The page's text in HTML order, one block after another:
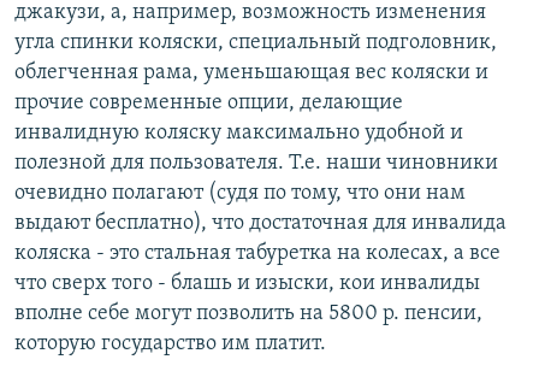
джакузи, а, например, возможность изменения
угла спинки коляски, специальный подголовник,
облегченная рама, уменьшающая вес коляски и
прочие современные опции, делающие
инвалидную коляску максимально удобной и
полезной для пользователя. Т.е. наши чиновники
очевидно полагают (судя по тому, что они нам
выдают бесплатно), что достаточная для инвалида
коляска - это стальная табуретка на колесах, а все
что сверх того - блашь и изыски, кои инвалиды
вполне себе могут позволить на 5800 р. пенсии,
которую государство им платит.